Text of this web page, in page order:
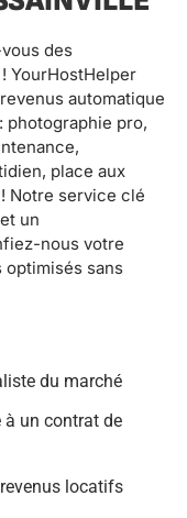
des
YourHostHelper
automatique
photographie pro,
place aux
Notre service clé
un
nous votre
sans
du marché
à un contrat de
locatifs